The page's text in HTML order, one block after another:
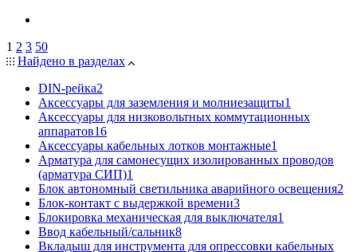
1 2 3 50
Найдено в разделах
DIN-рейка2
Аксессуары для заземления и молниезащиты1
Аксессуары для низковольтных коммутационных
аппаратов16
Аксессуары кабельных лотков монтажные1
Арматура для самонесущих изолированных проводов
(арматура СИП)1
Блок автономный светильника аварийного освещения2
Блок-контакт с выдержкой времени3
Блокировка механическая для выключателя1
Ввод кабельный/сальник8
Вкладыш для инструмента для опрессовки кабельных